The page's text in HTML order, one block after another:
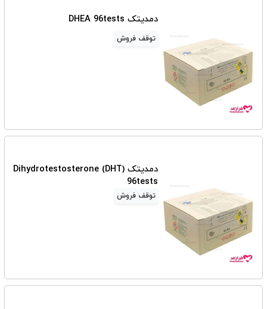
دمدیتک DHEA 96tests
توقف فروش
دمدیتک Dihydrotestosterone (DHT)
96tests
توقف فروش